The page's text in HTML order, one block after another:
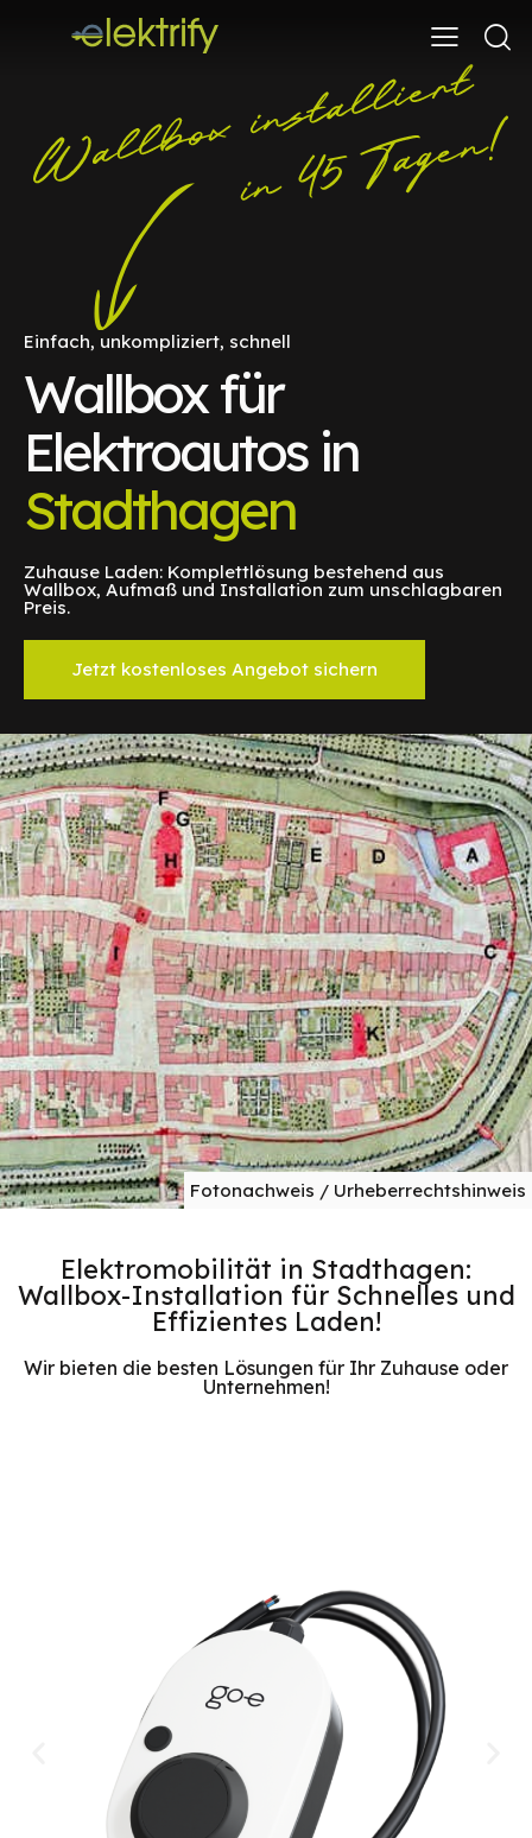
Einfach, unkompliziert, schnell
Wallbox für
Elektroautos in
Stadthagen
Zuhause Laden: Komplettlösung bestehend aus
Wallbox, Aufmaß und Installation zum unschlagbaren
Preis.
Jetzt kostenloses Angebot sichern
Fotonachweis / Urheberrechtshinweis
Elektromobilität in Stadthagen:
Wallbox-Installation für Schnelles und
Effizientes Laden!
Wir bieten die besten Lösungen für Ihr Zuhause oder
Unternehmen!